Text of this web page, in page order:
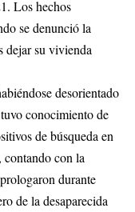
Los hechos
se denunció la
dejar su vivienda
desorientado
conocimiento de
de búsqueda en
contando con la
durante
de la desaparecida